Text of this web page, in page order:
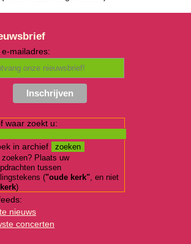
e-mailadres:
waar zoekt u:
in archief
zoeken? Plaats uw
tussen
("oude kerk", en niet
)
nieuws
concerten